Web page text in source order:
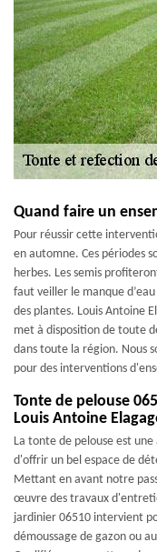
Quand faire un
Pour réussir cette
en automne. Ces périodes
herbes. Les semis
faut veiller le manque
des plantes. Louis Antoine
met à disposition de toute
dans toute la région. Nous
pour des interventions
Tonte de pelouse
Louis Antoine
La tonte de pelouse est
d'offrir un bel espace de
Mettant en avant notre
œuvre des travaux
jardinier 06510 intervient
démoussage de gazon ou